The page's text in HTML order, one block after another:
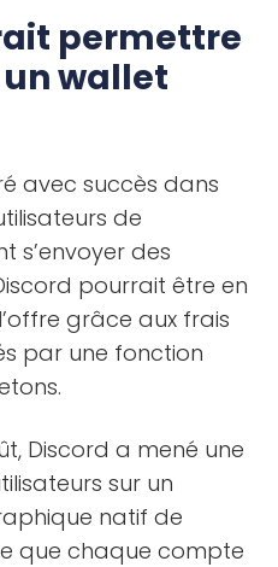
permettre
wallet
avec succès dans
de
s’envoyer des
pourrait être en
grâce aux frais
par une fonction
Discord a mené une
sur un
natif de
que chaque compte